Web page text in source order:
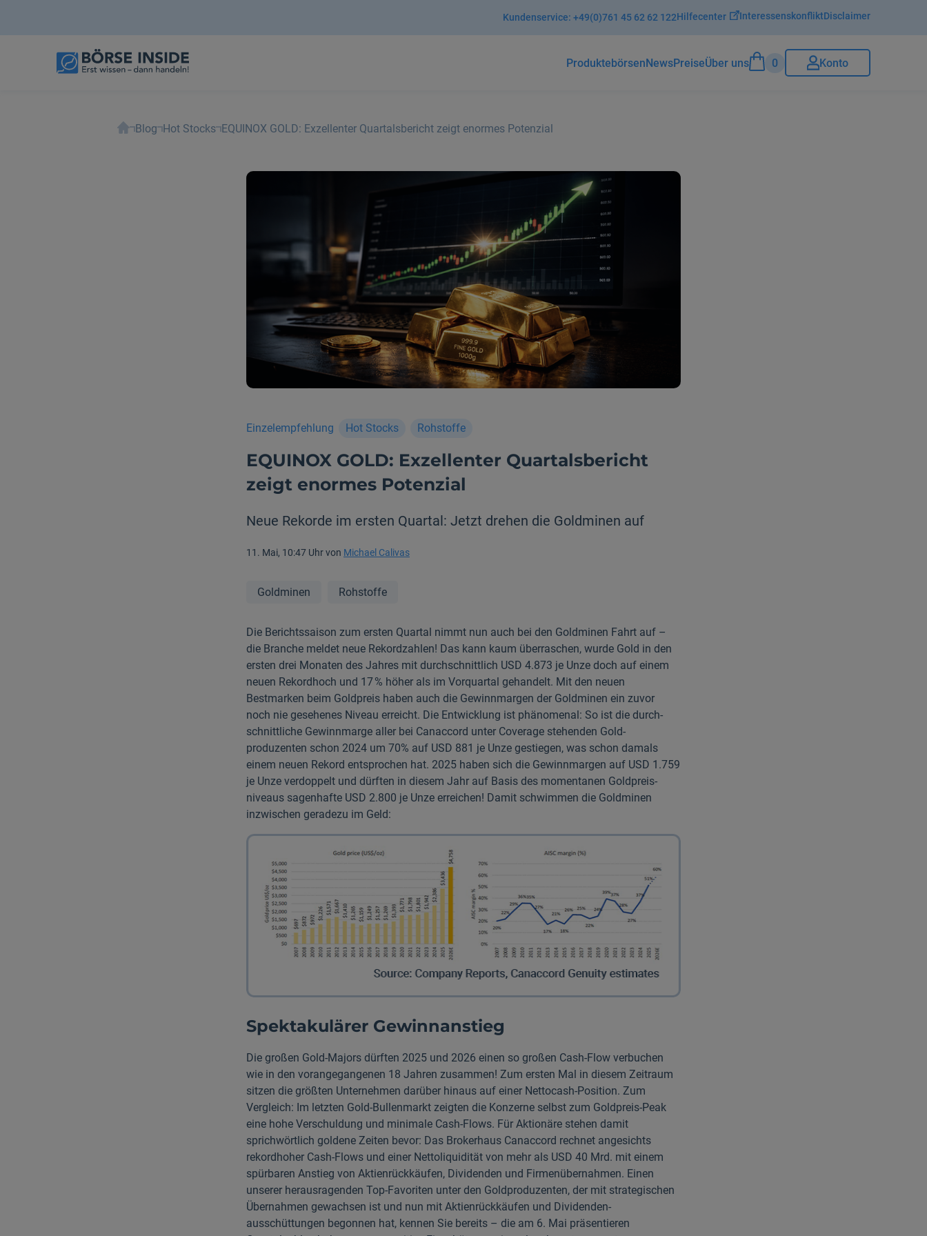
Kundenservice:+49(0)761 45 62 62 122Hilfecenter InteressenskonfliktDisclaimer
ProduktebörsenNewsPreiseÜber uns 0 Konto
Blog Hot Stocks EQUINOX GOLD: Exzellenter Quartalsbericht zeigt enormes Potenzial
Einzelempfehlung Hot Stocks Rohstoffe
EQUINOX GOLD: Exzellenter Quartalsbericht
zeigt enormes Potenzial
Neue Rekorde im ersten Quartal: Jetzt drehen die Goldminen auf
11. Mai, 10:47 Uhr von Michael Calivas
Goldminen Rohstoffe
Die Berichtssaison zum ersten Quartal nimmt nun auch bei den Goldminen Fahrt auf –
die Branche meldet neue Rekordzahlen! Das kann kaum über­raschen, wurde Gold in den
ersten drei Monaten des Jahres mit durchschnittlich USD 4.873 je Unze doch auf einem
neuen Rekordhoch und 17 % höher als im Vorquartal gehandelt. Mit den neuen
Bestmarken beim Goldpreis haben auch die Gewinnmargen der Goldminen ein zuvor
noch nie gesehenes Niveau erreicht. Die Entwicklung ist phänomenal: So ist die durch­
schnitt­liche Gewinnmarge aller bei Canaccord unter Coverage stehenden Gold­
produzenten schon 2024 um 70% auf USD 881 je Unze gestiegen, was schon damals
einem neuen Rekord entsprochen hat. 2025 haben sich die Gewinnmargen auf USD 1.759
je Unze verdoppelt und dürften in diesem Jahr auf Basis des momentanen Gold­preis­
niveaus sagenhafte USD 2.800 je Unze erreichen! Damit schwimmen die Goldminen
inzwischen geradezu im Geld:
Spektakulärer Gewinnanstieg
Die großen Gold-Majors dürften 2025 und 2026 einen so großen Cash-Flow verbuchen
wie in den voran­ge­gangenen 18 Jahren zusammen! Zum ersten Mal in diesem Zeitraum
sitzen die größten Unternehmen darüber hinaus auf einer Nettocash-Position. Zum
Vergleich: Im letzten Gold-Bullenmarkt zeigten die Konzerne selbst zum Goldpreis-Peak
eine hohe Verschuldung und minimale Cash-Flows. Für Aktionäre stehen damit
sprichwörtlich goldene Zeiten bevor: Das Brokerhaus Canaccord rechnet angesichts
rekordhoher Cash-Flows und einer Nettoliquidität von mehr als USD 40 Mrd. mit einem
spürbaren Anstieg von Aktienrückkäufen, Dividenden und Firmenübernahmen. Einen
unserer heraus­ragenden Top-Favoriten unter den Goldproduzenten, der mit strategischen
Übernahmen gewachsen ist und nun mit Aktien­rückkäufen und Dividenden­
ausschüttungen begonnen hat, kennen Sie bereits – die am 6. Mai präsentieren